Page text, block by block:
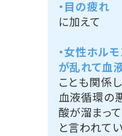
・目の疲れ
に加えて
・女性ホル
が乱れて血
ことも関係し
血液循環の
酸が溜まっ
と言われてい